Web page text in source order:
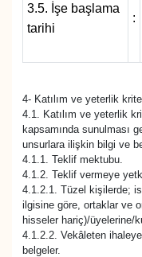
3.5. İşe başlama
tarihi
:
4- Katılım ve yeterlik
4.1. Katılım ve yeterlik
kapsamında sunulması
unsurlara ilişkin bilgi ve
4.1.1. Teklif mektubu.
4.1.2. Teklif vermeye
4.1.2.1. Tüzel kişilerde;
ilgisine göre, ortaklar ve
hisseler hariç)/üyelerine/
4.1.2.2. Vekâleten
belgeler.
Seri İlan
Sinema - TV
SİYASET
SPOR
TEBRİK
TEKNOLOJİ